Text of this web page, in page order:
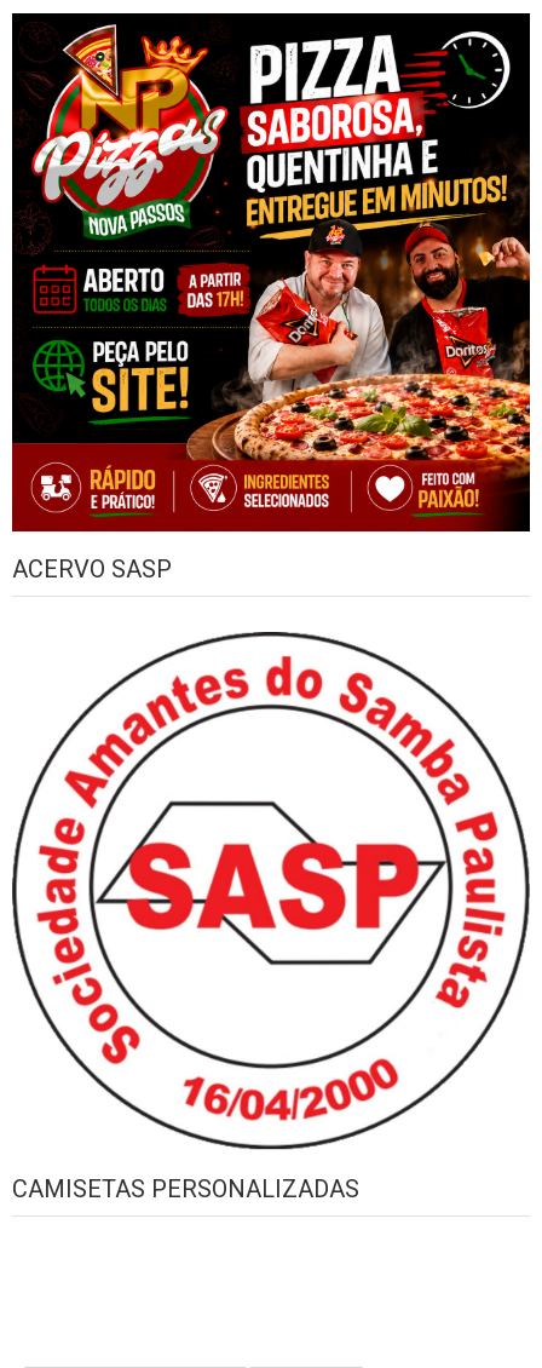
ACERVO SASP
CAMISETAS PERSONALIZADAS